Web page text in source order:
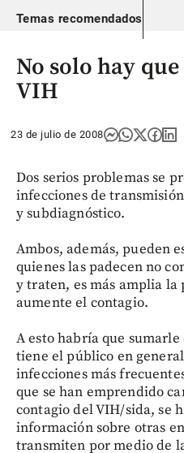
Temas recomendados
No solo hay
VIH
23 de julio de 2008
Dos serios problemas se
infecciones de
y subdiagnóstico.
Ambos, además, pueden
quienes las padecen no
y traten, es más amplia la
aumente el contagio.
A esto habría que
tiene el público en
infecciones más
que se han emprendido
contagio del VIH/sida, se
información sobre otras
transmiten por medio de